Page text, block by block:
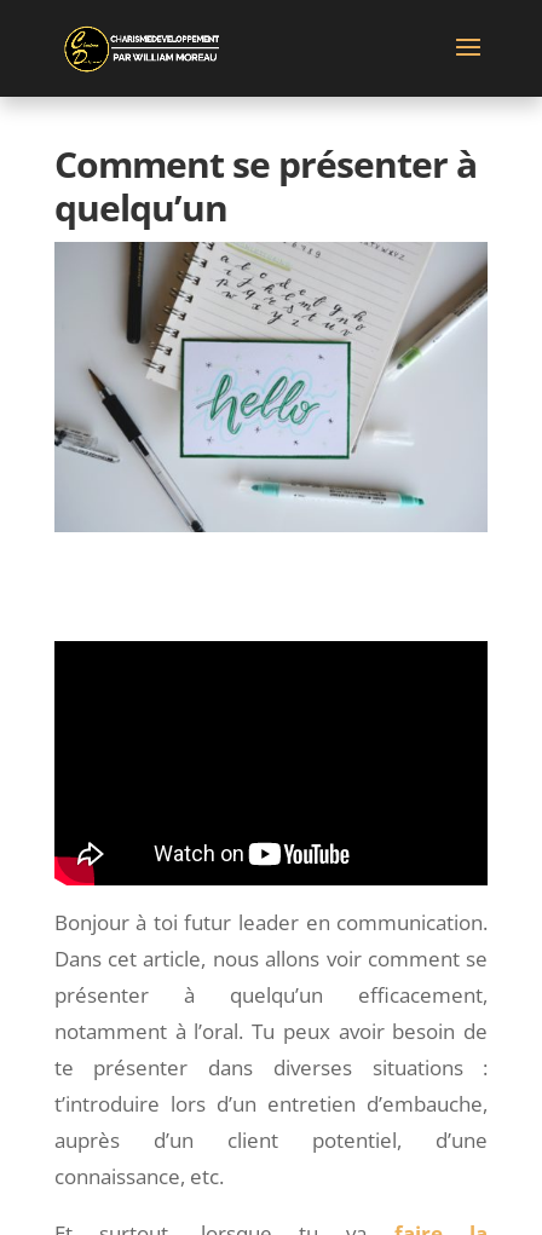
Comment se présenter à
quelqu’un
Bonjour à toi futur leader en communication.
Dans cet article, nous allons voir comment se
présenter à quelqu’un efficacement,
notamment à l’oral. Tu peux avoir besoin de
te présenter dans diverses situations :
t’introduire lors d’un entretien d’embauche,
auprès d’un client potentiel, d’une
connaissance, etc.